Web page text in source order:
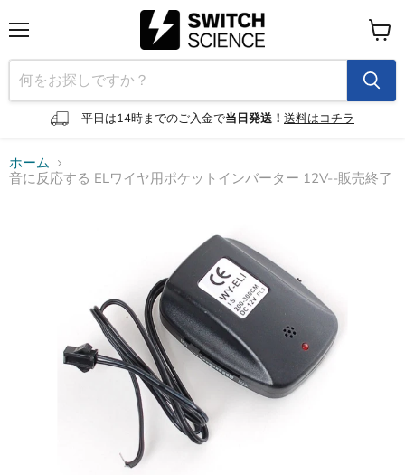
ニ
ュ
ー
平日は14時までのご入金で当日発送！ 送料はコチラ
カ
ー
ト
を
見
ホーム
音に反応する ELワイヤ用ポケットインバーター 12V--販売終了